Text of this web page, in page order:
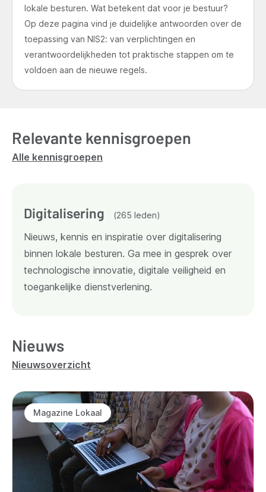
lokale besturen. Wat betekent dat voor je bestuur?
Op deze pagina vind je duidelijke antwoorden over de
toepassing van NIS2: van verplichtingen en
verantwoordelijkheden tot praktische stappen om te
voldoen aan de nieuwe regels.
Relevante kennisgroepen
Alle kennisgroepen
Digitalisering (265 leden)
Nieuws, kennis en inspiratie over digitalisering
binnen lokale besturen. Ga mee in gesprek over
technologische innovatie, digitale veiligheid en
toegankelijke dienstverlening.
Nieuws
Nieuwsoverzicht
Magazine Lokaal